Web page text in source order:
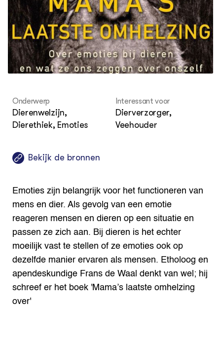
ZIE OOK
In de regio
Projecten
Lectoraten
Practoraten
Wiki Groen Kennisnet
Over ons
Contact
ENGLISH
Search the Knowledge base
Onderwerp
Dierenwelzijn,
Dierethiek, Emoties
Interessant voor
Dierverzorger,
Veehouder
Bekijk de bronnen
Emoties zijn belangrijk voor het functioneren van
mens en dier. Als gevolg van een emotie
reageren mensen en dieren op een situatie en
passen ze zich aan. Bij dieren is het echter
moeilijk vast te stellen of ze emoties ook op
dezelfde manier ervaren als mensen. Etholoog en
apendeskundige Frans de Waal denkt van wel; hij
schreef er het boek 'Mama’s laatste omhelzing
over'